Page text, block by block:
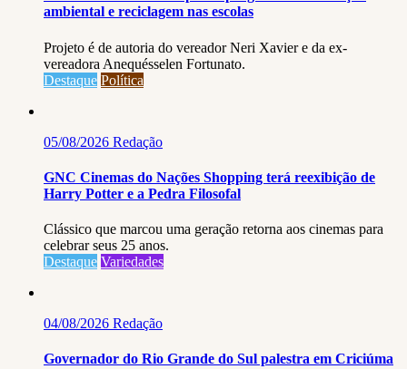
ambiental e reciclagem nas escolas
Projeto é de autoria do vereador Neri Xavier e da ex-
vereadora Anequésselen Fortunato.
Destaque Política
05/08/2026 Redação
GNC Cinemas do Nações Shopping terá reexibição de
Harry Potter e a Pedra Filosofal
Clássico que marcou uma geração retorna aos cinemas para
celebrar seus 25 anos.
Destaque Variedades
04/08/2026 Redação
Governador do Rio Grande do Sul palestra em Criciúma